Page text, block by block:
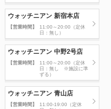
ウォッチニアン 新宿本店
【営業時間】
11:00～20:00（定休
日：無し）
ウォッチニアン 中野2号店
【営業時間】
11:00～20:00（定休
日：無し ※施設に準
ずる）
ウォッチニアン 青山店
【営業時間】
11:00-19:00（定休